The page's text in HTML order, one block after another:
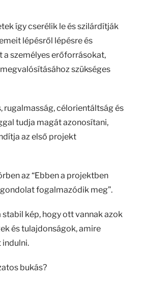
így cserélik le és szilárdítják
lépésről lépésre és
a személyes erőforrásokat,
szükséges
rugalmasság, célorientáltság és
tudja magát azonosítani,
az első projekt
az “Ebben a projektben
fogalmazódik meg”.
stabil kép, hogy ott vannak azok
és tulajdonságok, amire
indulni.
bukás?